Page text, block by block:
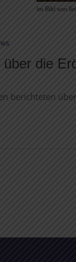
die
berichteten